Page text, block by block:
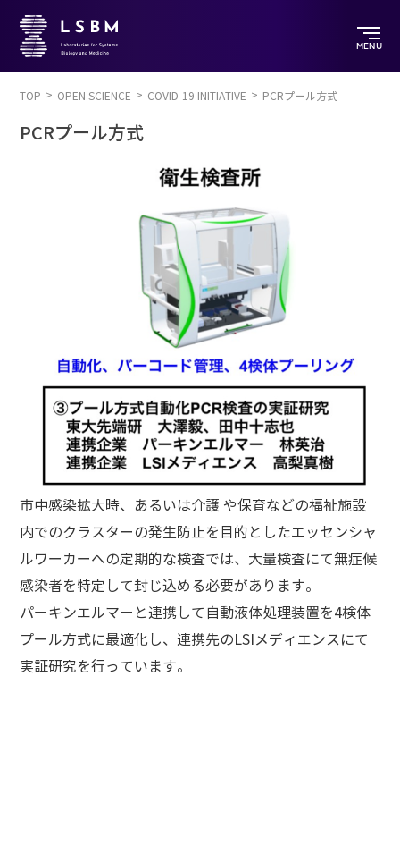
MENU
TOP OPEN SCIENCE COVID-19 INITIATIVE PCRプール方式
PCRプール方式
市中感染拡大時、あるいは介護 や保育などの福祉施設
内でのクラスターの発生防止を目的としたエッセンシャ
ルワーカーへの定期的な検査では、大量検査にて無症候
感染者を特定して封じ込める必要があります。
パーキンエルマーと連携して自動液体処理装置を4検体
プール方式に最適化し、連携先のLSIメディエンスにて
実証研究を行っています。